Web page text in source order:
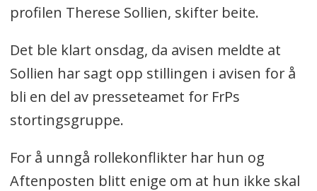
profilen Therese Sollien, skifter beite.
Det ble klart onsdag, da avisen meldte at
Sollien har sagt opp stillingen i avisen for å
bli en del av presseteamet for FrPs
stortingsgruppe.
For å unngå rollekonflikter har hun og
Aftenposten blitt enige om at hun ikke skal